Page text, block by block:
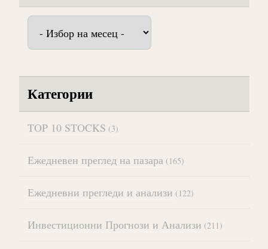
Архив
Категории
TOP 10 STOCKS (3)
Ежедневен преглед на пазара (165)
Ежедневни прегледи и анализи (122)
Инвестиционни Прогнози и Анализи (211)